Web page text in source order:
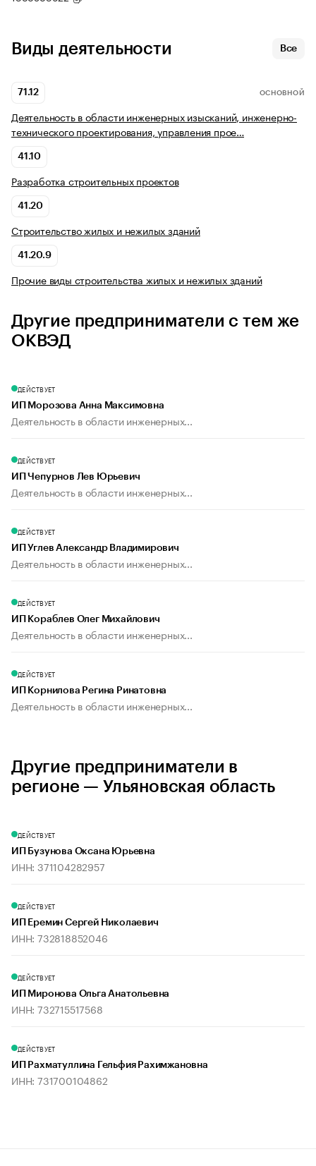
Виды деятельности Все
71.12 ОСНОВНОЙ
Деятельность в области инженерных изысканий, инженерно-
технического проектирования, управления прое…
41.10
Разработка строительных проектов
41.20
Строительство жилых и нежилых зданий
41.20.9
Прочие виды строительства жилых и нежилых зданий
Другие предприниматели с тем же
ОКВЭД
ДЕЙСТВУЕТ
ИП Морозова Анна Максимовна
Деятельность в области инженерных...
ДЕЙСТВУЕТ
ИП Чепурнов Лев Юрьевич
Деятельность в области инженерных...
ДЕЙСТВУЕТ
ИП Углев Александр Владимирович
Деятельность в области инженерных...
ДЕЙСТВУЕТ
ИП Кораблев Олег Михайлович
Деятельность в области инженерных...
ДЕЙСТВУЕТ
ИП Корнилова Регина Ринатовна
Деятельность в области инженерных...
Другие предприниматели в
регионе — Ульяновская область
ДЕЙСТВУЕТ
ИП Бузунова Оксана Юрьевна
ИНН: 371104282957
ДЕЙСТВУЕТ
ИП Еремин Сергей Николаевич
ИНН: 732818852046
ДЕЙСТВУЕТ
ИП Миронова Ольга Анатольевна
ИНН: 732715517568
ДЕЙСТВУЕТ
ИП Рахматуллина Гельфия Рахимжановна
ИНН: 731700104862